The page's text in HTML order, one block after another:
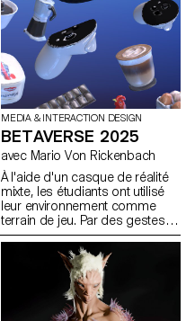
MEDIA & INTERACTION DESIGN
BETAVERSE 2025
avec Mario Von Rickenbach
À l'aide d'un casque de réalité
mixte, les étudiants ont utilisé
leur environnement comme
terrain de jeu. Par des gestes
créatifs, chaque expérience
propose une manière
d'interagir avec l'environnement.